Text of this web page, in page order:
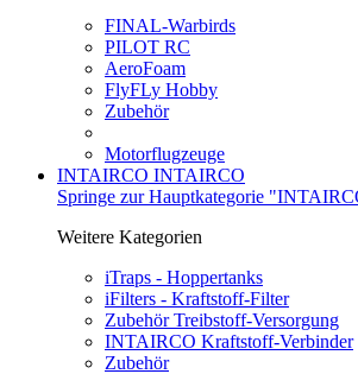
FINAL-Warbirds
PILOT RC
AeroFoam
FlyFLy Hobby
Zubehör
Motorflugzeuge
INTAIRCO INTAIRCO
Springe zur Hauptkategorie
Weitere Kategorien
iTraps - Hoppertanks
iFilters - Kraftstoff-Filter
Zubehör Treibstoff-Versorgung
INTAIRCO Kraftstoff-Verbinder
Zubehör